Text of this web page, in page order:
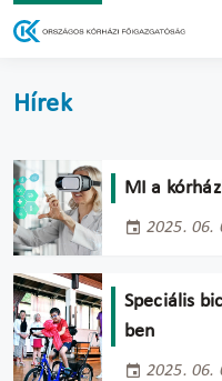
Hírek
MI a
2025. 06.
Speciális
ben
2025. 06.